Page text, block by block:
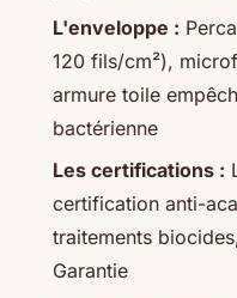
L'enveloppe :
120 fils/cm²),
armure toile
bactérienne
Les certifications :
certification anti-
traitements
Garantie